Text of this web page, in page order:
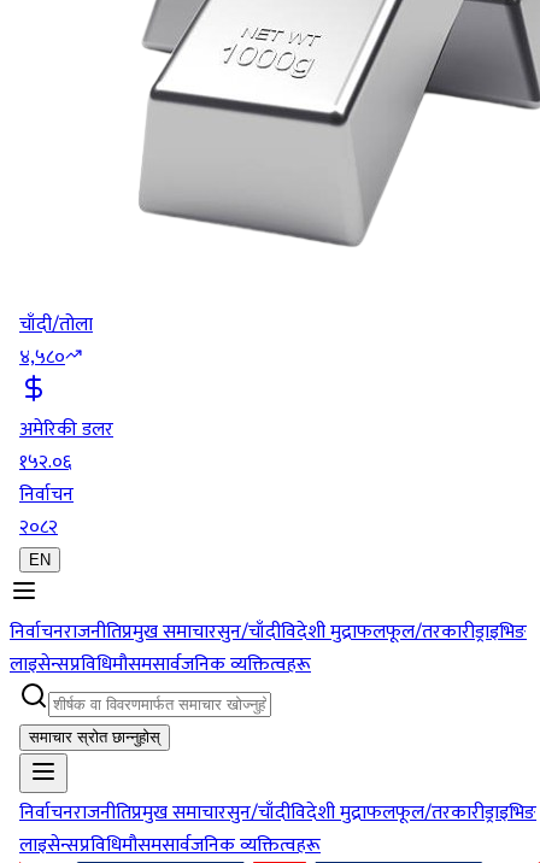
चाँदी/तोला
४,५८०
अमेरिकी डलर
१५२.०६
निर्वाचन
२०८२
EN
निर्वाचनराजनीतिप्रमुख समाचारसुन/चाँदीविदेशी मुद्राफलफूल/तरकारीड्राइभिङ
लाइसेन्सप्रविधिमौसमसार्वजनिक व्यक्तित्वहरू
समाचार स्रोत छान्नुहोस्
निर्वाचनराजनीतिप्रमुख समाचारसुन/चाँदीविदेशी मुद्राफलफूल/तरकारीड्राइभिङ
लाइसेन्सप्रविधिमौसमसार्वजनिक व्यक्तित्वहरू